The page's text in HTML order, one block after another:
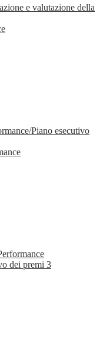
e valutazione della
Piano esecutivo
dei premi 3